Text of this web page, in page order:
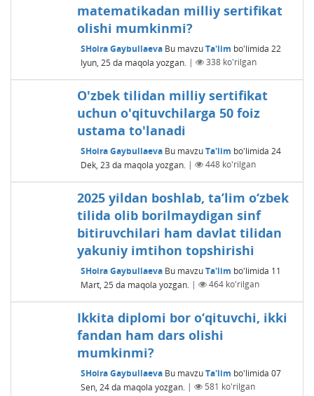
matematikadan milliy sertifikat
olishi mumkinmi?
SHoira Gaybullaeva Bu mavzuTa'lim bo'limida 22
Iyun, 25 da maqola yozgan. | 338ko'rilgan
O'zbek tilidan milliy sertifikat
uchun o'qituvchilarga 50 foiz
ustama to'lanadi
SHoira Gaybullaeva Bu mavzuTa'lim bo'limida 24
Dek, 23 da maqola yozgan. | 448ko'rilgan
2025 yildan boshlab, ta’lim o‘zbek
tilida olib borilmaydigan sinf
bitiruvchilari ham davlat tilidan
yakuniy imtihon topshirishi
SHoira Gaybullaeva Bu mavzuTa'lim bo'limida 11
Mart, 25 da maqola yozgan. | 464ko'rilgan
Ikkita diplomi bor o‘qituvchi, ikki
fandan ham dars olishi
mumkinmi?
SHoira Gaybullaeva Bu mavzuTa'lim bo'limida 07
Sen, 24 da maqola yozgan. | 581 ko'rilgan